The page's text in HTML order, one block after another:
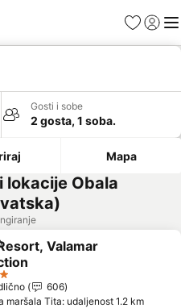
FavoritiPrijavi
Gosti i sobe
2 gosta, 1 soba.
Mapa
lokacije Obala
u favorite
Valamar
cene606
maršala Tita: udaljenost 1.2 km